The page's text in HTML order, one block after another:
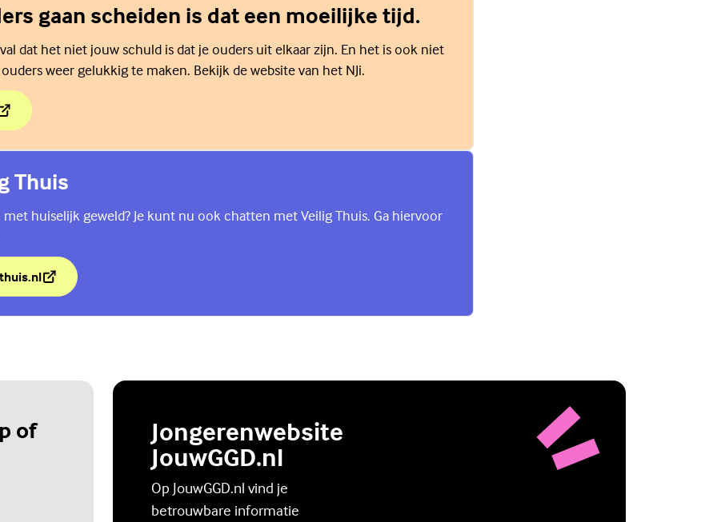
gaan scheiden is dat een moeilijke tijd.
dat het niet jouw schuld is dat je ouders uit elkaar zijn. En het is ook niet
weer gelukkig te maken. Bekijk de website van het NJi.
gaan scheiden is dat een moeilijke tijd.
Thuis
huiselijk geweld? Je kunt nu ook chatten met Veilig Thuis. Ga hiervoor
Thuis
of
Jongerenwebsite
JouwGGD.nl
Op JouwGGD.nl vind je
betrouwbare informatie